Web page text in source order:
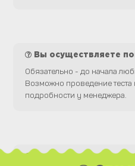
Вы осуществляете
Обязательно - до начала
Возможно проведение теста
подробности у менеджера.